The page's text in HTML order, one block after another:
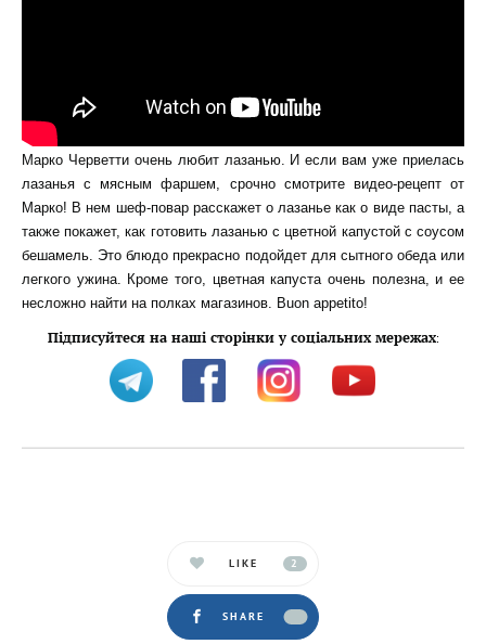
Марко Черветти очень любит лазанью. И если вам уже приелась
лазанья с мясным фаршем, срочно смотрите видео-рецепт от
Марко! В нем шеф-повар расскажет о лазанье как о виде пасты, а
также покажет, как готовить лазанью с цветной капустой с соусом
бешамель. Это блюдо прекрасно подойдет для сытного обеда или
легкого ужина. Кроме того, цветная капуста очень полезна, и ее
несложно найти на полках магазинов. Buon appetito!
Підписуйтеся на наші сторінки у соціальних мережах:
LIKE 2
SHARE